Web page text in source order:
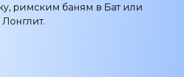
римским баням в Бат или